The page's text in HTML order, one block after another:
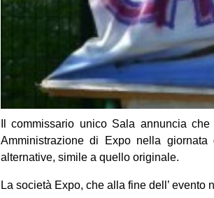
Il commissario unico Sala annuncia
Amministrazione di Expo nella
alternative, simile a quello originale.
La società Expo, che alla fine dell’